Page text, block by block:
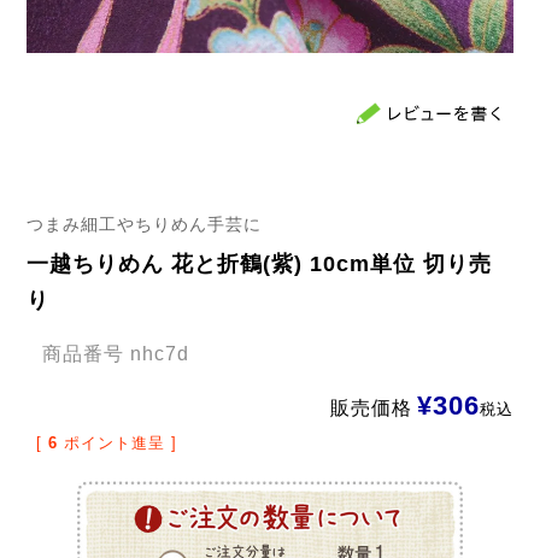
つまみ細工やちりめん手芸に
一越ちりめん 花と折鶴(紫) 10cm単位 切り売
り
商品番号 nhc7d
販売価格 ¥306税込
[ 6 ポイント進呈 ]